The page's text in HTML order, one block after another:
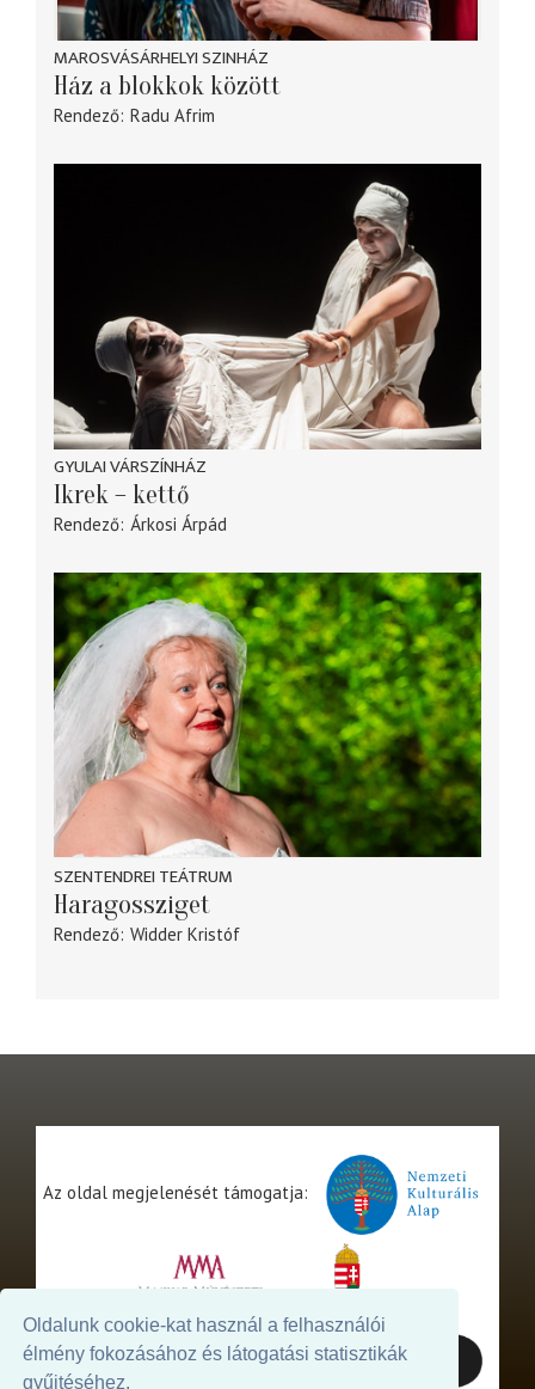
Oldalunk cookie-kat használ a felhasználói
élmény fokozásához és látogatási statisztikák
gyűjtéséhez.
MAROSVÁSÁRHELYI SZINHÁZ
Ház a blokkok között
Rendező Radu Afrim
GYULAI VÁRSZÍNHÁZ
Ikrek – kettő
Rendező Árkosi Árpád
SZENTENDREI TEÁTRUM
Haragossziget
Rendező Widder Kristóf
Az oldal megjelenését támogatja: